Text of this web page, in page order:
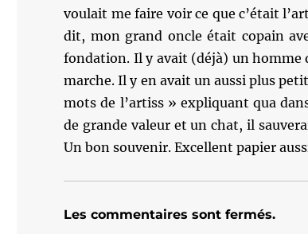
voulait me faire voir ce que c’était
dit, mon grand oncle était copain
fondation. Il y avait (déjà) un homme
marche. Il y en avait un aussi plus
mots de l’artiss » expliquant qua
de grande valeur et un chat, il
Un bon souvenir. Excellent papier
Les commentaires sont fermés.